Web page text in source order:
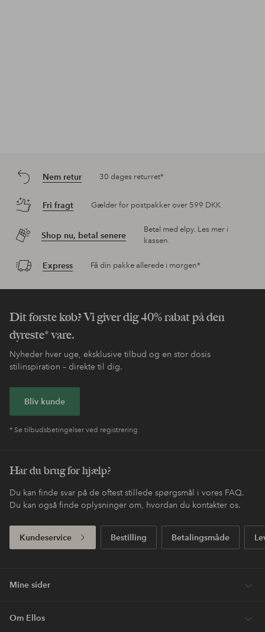
Nem retur 30 dages returret*
Fri fragt Gælder for postpakker over 599 DKK
Shop nu, betal senere
Betal med elpy. Les mer i
kassen.
Express Få din pakke allerede i morgen*
Dit første køb? Vi giver dig 40% rabat på den
dyreste* vare.
Nyheder hver uge, eksklusive tilbud og en stor dosis
stilinspiration – direkte til dig.
Bliv kunde
* Se tilbudsbetingelser ved registrering
Har du brug for hjælp?
Du kan finde svar på de oftest stillede spørgsmål i vores FAQ.
Du kan også finde oplysninger om, hvordan du kontakter os.
Kundeservice Bestilling Betalingsmåde
Mine sider
Om Ellos